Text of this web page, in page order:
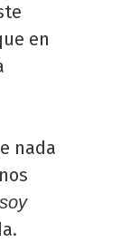
en
nada